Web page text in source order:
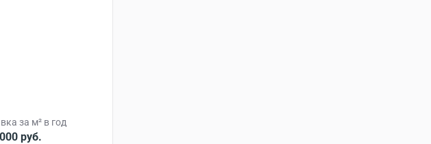
за м² в год
руб.